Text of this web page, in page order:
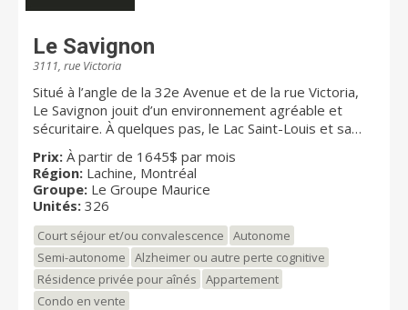
Le Savignon
3111, rue Victoria
Situé à l’angle de la 32e Avenue et de la rue Victoria,
Le Savignon jouit d’un environnement agréable et
sécuritaire. À quelques pas, le Lac Saint-Louis et sa
rive apportent sérénité et inspiration, tandis que les
lieux historiques et activités culturelles témoignent du
riche passé de Lachine, autrefois haut lieu de
commerce pour la fourrure. Il offre un milieu de vie
qualité exceptionnelle, idéal pour tout retraité à la
recherche d’un port d’attache.
Prix: À partir de 1645$ par mois
Région: Lachine, Montréal
Groupe: Le Groupe Maurice
Unités: 326
Court séjour et/ou convalescence
Autonome
Semi-autonome
Alzheimer ou autre perte cognitive
Résidence privée pour aînés
Appartement
Condo en vente